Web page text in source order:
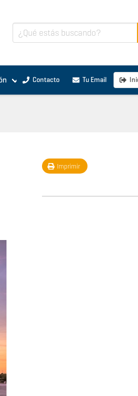
Contacto Tu Email
Imprimir